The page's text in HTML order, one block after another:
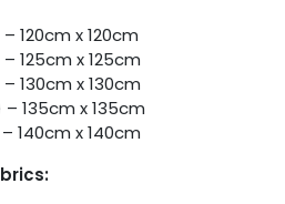
120cm x 120cm
125cm x 125cm
130cm x 130cm
135cm x 135cm
140cm x 140cm